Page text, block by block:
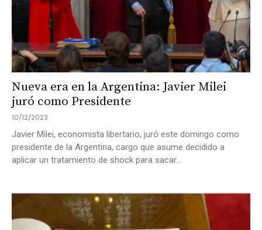
Nueva era en la Argentina: Javier Milei
juró como Presidente
10/12/2023
Javier Milei, economista libertario, juró este domingo como
presidente de la Argentina, cargo que asume decidido a
aplicar un tratamiento de shock para sacar...